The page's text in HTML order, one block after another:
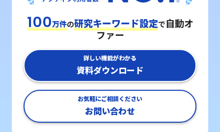
100万件の研究キーワード設定で自動オ
ファー
詳しい機能がわかる
資料ダウンロード
お気軽にご相談ください
お問い合わせ